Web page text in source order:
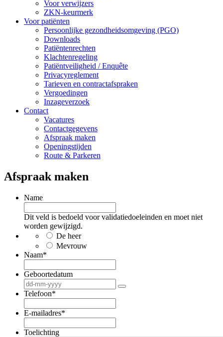
Voor verwijzers
ZKN-keurmerk
Voor patiënten
Persoonlijke gezondheidsomgeving (PGO)
Downloads
Patiëntenrechten
Klachtenregeling
Patiëntveiligheid / Enquête
Privacyreglement
Tarieven en contractafspraken
Vergoedingen
Inzageverzoek
Contact
Vacatures
Contactgegevens
Afspraak maken
Openingstijden
Route & Parkeren
Afspraak maken
Name
Dit veld is bedoeld voor validatiedoeleinden en moet niet
worden gewijzigd.
De heer
Mevrouw
Naam*
Geboortedatum
Telefoon*
E-mailadres*
Toelichting